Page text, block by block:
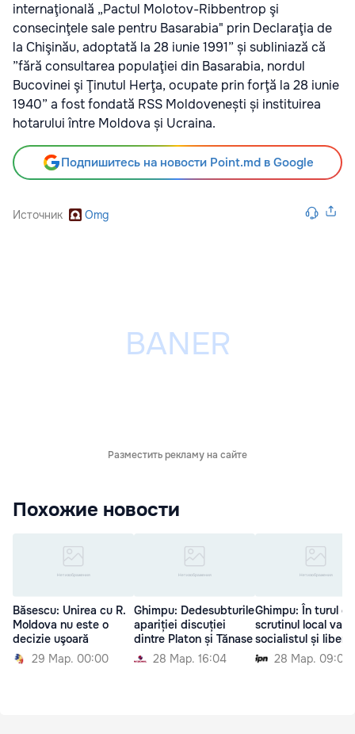
internaţională „Pactul Molotov-Ribbentrop şi
consecinţele sale pentru Basarabia" prin Declaraţia de
la Chişinău, adoptată la 28 iunie 1991” și subliniază că
”fără consultarea populaţiei din Basarabia, nordul
Bucovinei şi Ţinutul Herţa, ocupate prin forţă la 28 iunie
1940” a fost fondată RSS Moldovenești și instituirea
hotarului între Moldova și Ucraina.
Подпишитесь на новости Point.md в Google
Источник Omg
Разместить рекламу на сайте
Похожие новости
Băsescu: Unirea cu R.
Moldova nu este o
decizie uşoară
29 Мар. 00:00
Ghimpu: Dedesubturile
apariției discuției
dintre Platon și Tănase
28 Мар. 16:04
Ghimpu: În turul
scrutinul local va fi
socialistul și
28 Мар. 09:00